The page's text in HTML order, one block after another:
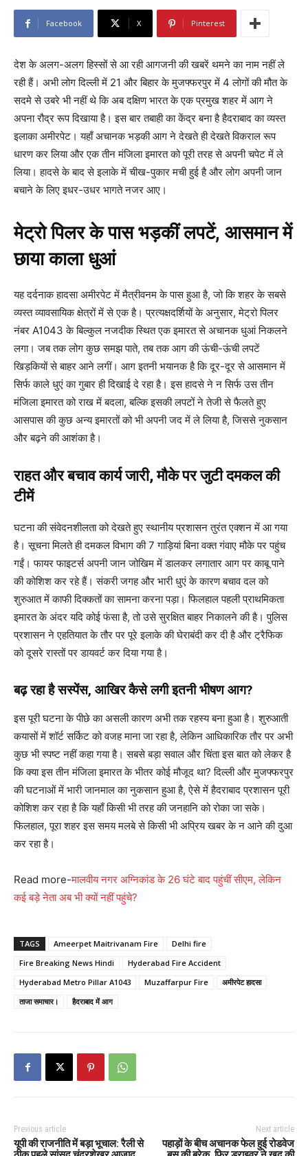
Facebook X Pinterest
देश के अलग-अलग हिस्सों से आ रही आगजनी की खबरें थमने का नाम नहीं ले
रही हैं। अभी लोग दिल्ली में 21 और बिहार के मुजफ्फरपुर में 4 लोगों की मौत के
सदमे से उबरे भी नहीं थे कि अब दक्षिण भारत के एक प्रमुख शहर में आग ने
अपना रौद्र रूप दिखाया है। इस बार तबाही का केंद्र बना है हैदराबाद का व्यस्त
इलाका अमीरपेट। यहाँ अचानक भड़की आग ने देखते ही देखते विकराल रूप
धारण कर लिया और एक तीन मंजिला इमारत को पूरी तरह से अपनी चपेट में ले
लिया। हादसे के बाद से इलाके में चीख-पुकार मची हुई है और लोग अपनी जान
बचाने के लिए इधर-उधर भागते नजर आए।
मेट्रो पिलर के पास भड़कीं लपटें, आसमान में
छाया काला धुआं
यह दर्दनाक हादसा अमीरपेट में मैत्रीवनम के पास हुआ है, जो कि शहर के सबसे
व्यस्त व्यावसायिक क्षेत्रों में से एक है। प्रत्यक्षदर्शियों के अनुसार, मेट्रो पिलर
नंबर A1043 के बिल्कुल नजदीक स्थित एक इमारत से अचानक धुआं निकलने
लगा। जब तक लोग कुछ समझ पाते, तब तक आग की ऊंची-ऊंची लपटें
खिड़कियों से बाहर आने लगीं। आग इतनी भयानक है कि दूर-दूर से आसमान में
सिर्फ काले धुएं का गुबार ही दिखाई दे रहा है। इस हादसे ने न सिर्फ उस तीन
मंजिला इमारत को राख में बदला, बल्कि इसकी लपटों ने तेजी से फैलते हुए
आसपास की कुछ अन्य इमारतों को भी अपनी जद में ले लिया है, जिससे नुकसान
और बढ़ने की आशंका है।
राहत और बचाव कार्य जारी, मौके पर जुटी दमकल की
टीमें
घटना की संवेदनशीलता को देखते हुए स्थानीय प्रशासन तुरंत एक्शन में आ गया
है। सूचना मिलते ही दमकल विभाग की 7 गाड़ियां बिना वक्त गंवाए मौके पर पहुंच
गईं। फायर फाइटर्स अपनी जान जोखिम में डालकर लगातार आग पर काबू पाने
की कोशिश कर रहे हैं। संकरी जगह और भारी धुएं के कारण बचाव दल को
शुरुआत में काफी दिक्कतों का सामना करना पड़ा। फिलहाल पहली प्राथमिकता
इमारत के अंदर यदि कोई फंसा है, तो उसे सुरक्षित बाहर निकालने की है। पुलिस
प्रशासन ने एहतियात के तौर पर पूरे इलाके की घेराबंदी कर दी है और ट्रैफिक
को दूसरे रास्तों पर डायवर्ट कर दिया गया है।
बढ़ रहा है सस्पेंस, आखिर कैसे लगी इतनी भीषण आग?
इस पूरी घटना के पीछे का असली कारण अभी तक रहस्य बना हुआ है। शुरुआती
कयासों में शॉर्ट सर्किट को वजह माना जा रहा है, लेकिन आधिकारिक तौर पर अभी
कुछ भी स्पष्ट नहीं कहा गया है। सबसे बड़ा सवाल और चिंता इस बात को लेकर है
कि क्या इस तीन मंजिला इमारत के भीतर कोई मौजूद था? दिल्ली और मुजफ्फरपुर
की घटनाओं में भारी जानमाल का नुकसान हुआ है, ऐसे में हैदराबाद प्रशासन पूरी
कोशिश कर रहा है कि यहाँ किसी भी तरह की जनहानि को रोका जा सके।
फिलहाल, पूरा शहर इस समय मलबे से किसी भी अप्रिय खबर के न आने की दुआ
कर रहा है।
Read more-मालवीय नगर अग्निकांड के 26 घंटे बाद पहुंचीं सीएम, लेकिन
कई बड़े नेता अब भी क्यों नहीं पहुंचे?
TAGS Ameerpet Maitrivanam Fire
Delhi fire
Fire Breaking News Hindi
Hyderabad Fire Accident
Hyderabad Metro Pillar A1043
Muzaffarpur Fire
अमीरपेट हादसा
ताजा समाचार।
हैदराबाद में आग
Previous article
यूपी की राजनीति में बड़ा भूचाल: रैली से
Next article
पहाड़ों के बीच अचानक फेल हुई रोडवेज